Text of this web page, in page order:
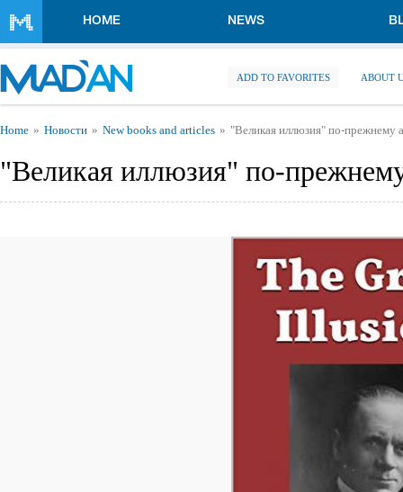
HOME NEWS
ADD TO FAVORITES ABOUT
You are here
Home Новости New books and articles "Великая иллюзия" по-прежнему
"Великая иллюзия" по-